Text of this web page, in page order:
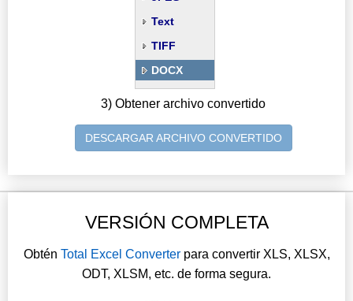
Text
TIFF
DOCX
3) Obtener archivo convertido
DESCARGAR ARCHIVO CONVERTIDO
VERSIÓN COMPLETA
Obtén Total Excel Converterpara convertir XLS, XLSX,
ODT, XLSM, etc. de forma segura.